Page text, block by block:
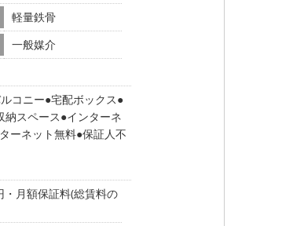
軽量鉄骨
一般媒介
コニー 宅配ボックス
納スペース インターネ
ーネット無料 保証人不
月額保証料(総賃料の